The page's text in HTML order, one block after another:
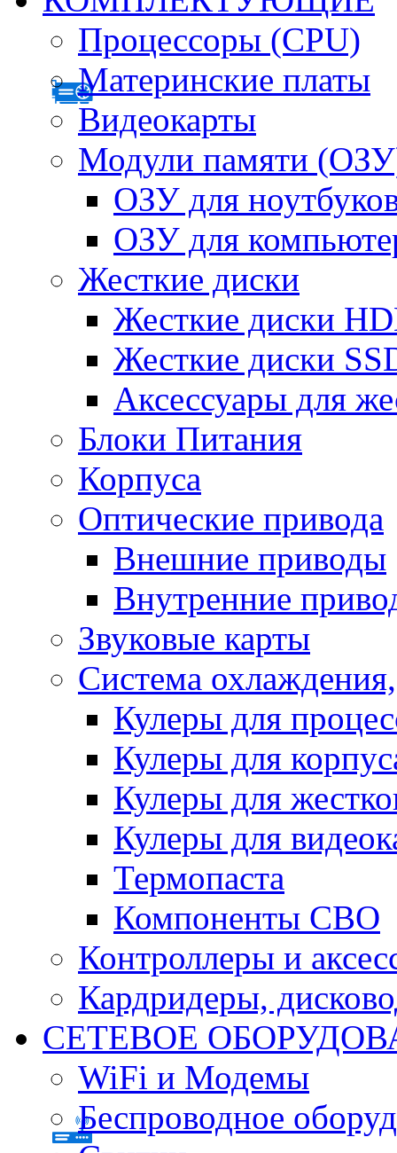
Процессоры (CPU)
Материнские платы
Видеокарты
Модули памяти
ОЗУ для
ОЗУ для
Жесткие диски
Жесткие диски
Жесткие диски
Аксессуары для
Блоки Питания
Корпуса
Оптические привода
Внешние приводы
Внутренние
Звуковые карты
Система
Кулеры для
Кулеры для
Кулеры для
Кулеры для
Термопаста
Компоненты СВО
Контроллеры и
Кардридеры,
СЕТЕВОЕ
WiFi и Модемы
Беспроводное